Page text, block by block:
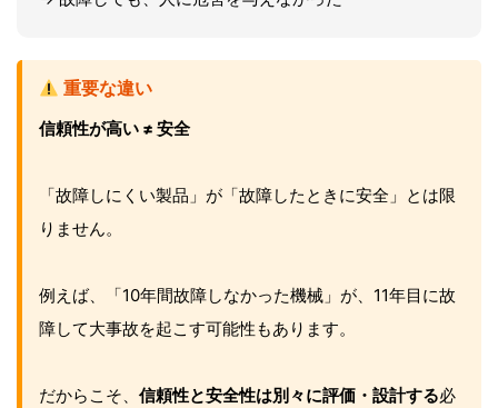
重要な違い
信頼性が高い ≠ 安全
「故障しにくい製品」が「故障したときに安全」とは限
りません。
例えば、「10年間故障しなかった機械」が、11年目に故
障して大事故を起こす可能性もあります。
だからこそ、 信頼性と安全性は別々に評価・設計する必